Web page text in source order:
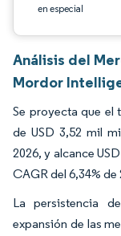
en especial
Análisis del
Mordor
Se proyecta que el
de USD 3,52 mil
2026, y alcance
CAGR del 6,34% de
La persistencia
expansión de las